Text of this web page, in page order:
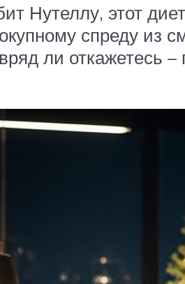
Нутеллу, этот
спреду
ли откажетесь